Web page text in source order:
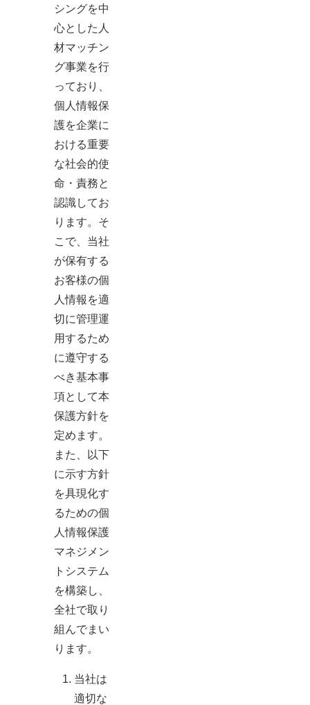
シングを中
心とした人
材マッチン
グ事業を行
っており、
個人情報保
護を企業に
おける重要
な社会的使
命・責務と
認識してお
ります。そ
こで、当社
が保有する
お客様の個
人情報を適
切に管理運
用するため
に遵守する
べき基本事
項として本
保護方針を
定めます。
また、以下
に示す方針
を具現化す
るための個
人情報保護
マネジメン
トシステム
を構築し、
全社で取り
組んでまい
ります。
当社は
適切な